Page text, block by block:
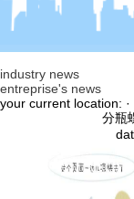
industry news
entreprise's news
your current location: ·
分瓶